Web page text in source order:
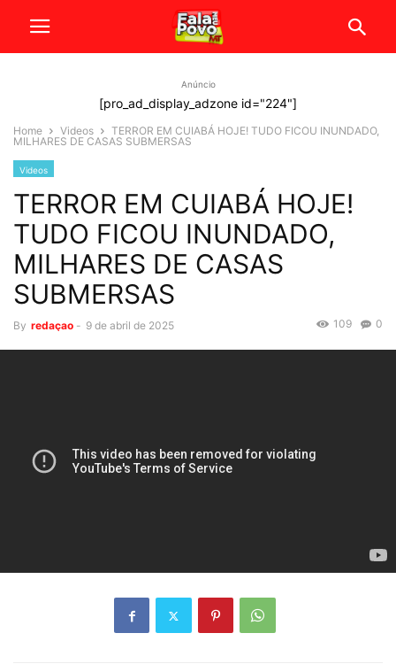
Anúncio
[pro_ad_display_adzone id="224"]
Home Videos
TERROR EM CUIABÁ HOJE! TUDO FICOU INUNDADO,
MILHARES DE CASAS SUBMERSAS
Videos
TERROR EM CUIABÁ HOJE!
TUDO FICOU INUNDADO,
MILHARES DE CASAS
SUBMERSAS
By redaçao - 9 de abril de 2025 0
109